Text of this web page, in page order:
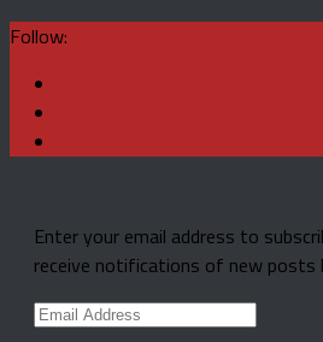
Follow:
Enter your email address to
receive notifications of new posts
Email